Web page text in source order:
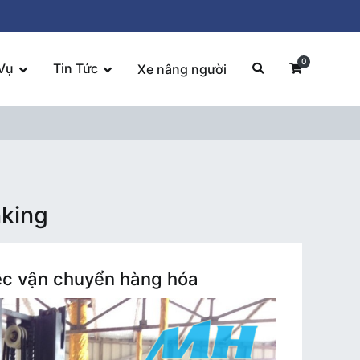
Tin Tức Xe nâng người 0
vận chuyển hàng hóa